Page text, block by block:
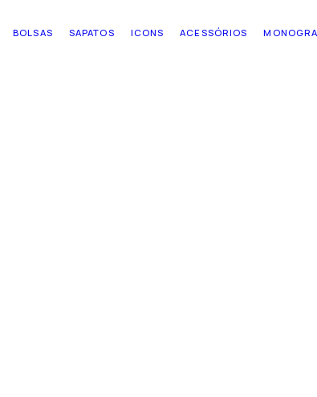
BOLSAS SAPATOS ICONS ACESSÓRIOS